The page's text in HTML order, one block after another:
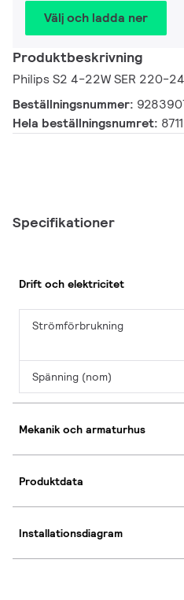
Välj och ladda ner
Produktbeskrivning
Philips S2 4-22W SER 220-
Beställningsnummer:
Hela beställningsnumret:
Specifikationer
Drift och elektricitet
Strömförbrukning
Spänning (nom)
Mekanik och armaturhus
Produktdata
Installationsdiagram